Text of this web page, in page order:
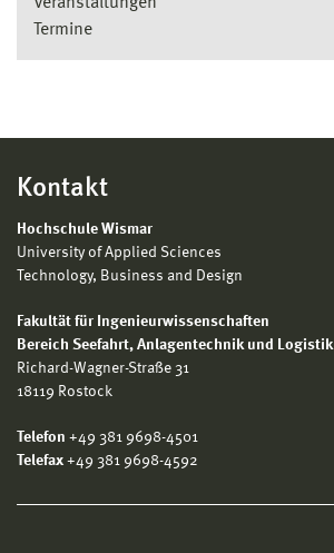
Termine
Kontakt
Hochschule Wismar
University of Applied Sciences
Technology, Business and Design
Fakultät für Ingenieurwissenschaften
Bereich Seefahrt, Anlagentechnik und Logistik
Richard-Wagner-Straße 31
18119 Rostock
Telefon +49 381 9698-4501
Telefax +49 381 9698-4592